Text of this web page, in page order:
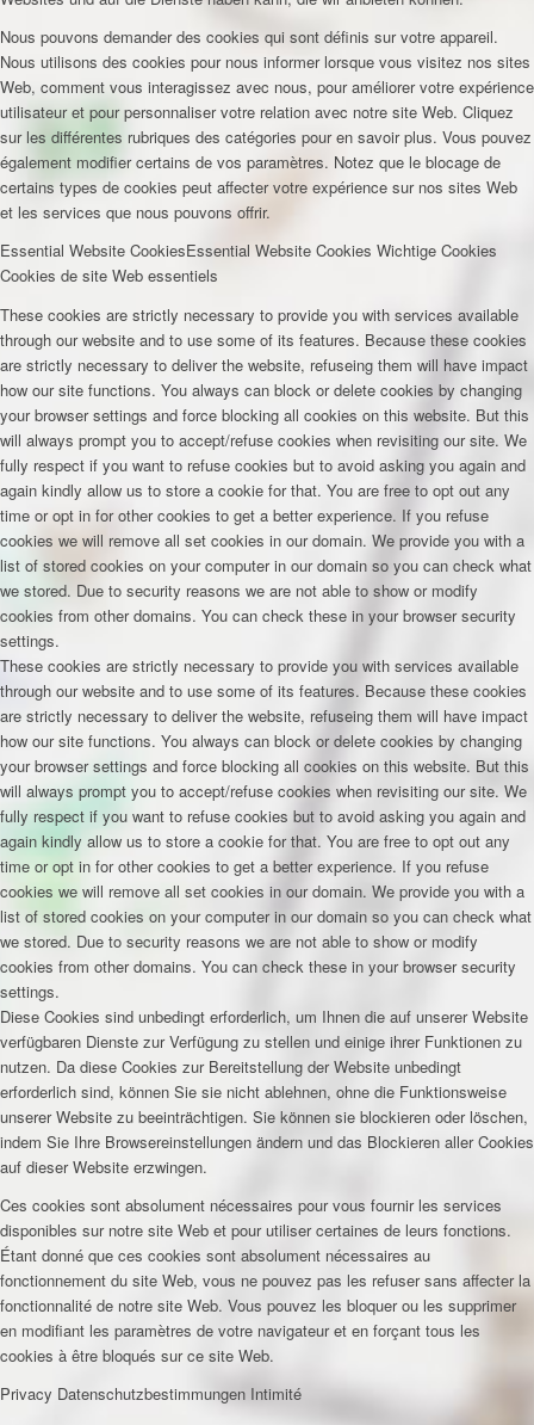
Nous pouvons demander des cookies qui sont définis sur votre appareil.
Nous utilisons des cookies pour nous informer lorsque vous visitez nos sites
Web, comment vous interagissez avec nous, pour améliorer votre expérience
utilisateur et pour personnaliser votre relation avec notre site Web. Cliquez
sur les différentes rubriques des catégories pour en savoir plus. Vous pouvez
également modifier certains de vos paramètres. Notez que le blocage de
certains types de cookies peut affecter votre expérience sur nos sites Web
et les services que nous pouvons offrir.
Essential Website CookiesEssential Website Cookies Wichtige Cookies
Cookies de site Web essentiels
These cookies are strictly necessary to provide you with services available
through our website and to use some of its features. Because these cookies
are strictly necessary to deliver the website, refuseing them will have impact
how our site functions. You always can block or delete cookies by changing
your browser settings and force blocking all cookies on this website. But this
will always prompt you to accept/refuse cookies when revisiting our site. We
fully respect if you want to refuse cookies but to avoid asking you again and
again kindly allow us to store a cookie for that. You are free to opt out any
time or opt in for other cookies to get a better experience. If you refuse
cookies we will remove all set cookies in our domain. We provide you with a
list of stored cookies on your computer in our domain so you can check what
we stored. Due to security reasons we are not able to show or modify
cookies from other domains. You can check these in your browser security
settings.
These cookies are strictly necessary to provide you with services available
through our website and to use some of its features. Because these cookies
are strictly necessary to deliver the website, refuseing them will have impact
how our site functions. You always can block or delete cookies by changing
your browser settings and force blocking all cookies on this website. But this
will always prompt you to accept/refuse cookies when revisiting our site. We
fully respect if you want to refuse cookies but to avoid asking you again and
again kindly allow us to store a cookie for that. You are free to opt out any
time or opt in for other cookies to get a better experience. If you refuse
cookies we will remove all set cookies in our domain. We provide you with a
list of stored cookies on your computer in our domain so you can check what
we stored. Due to security reasons we are not able to show or modify
cookies from other domains. You can check these in your browser security
settings.
Diese Cookies sind unbedingt erforderlich, um Ihnen die auf unserer Website
verfügbaren Dienste zur Verfügung zu stellen und einige ihrer Funktionen zu
nutzen. Da diese Cookies zur Bereitstellung der Website unbedingt
erforderlich sind, können Sie sie nicht ablehnen, ohne die Funktionsweise
unserer Website zu beeinträchtigen. Sie können sie blockieren oder löschen,
indem Sie Ihre Browsereinstellungen ändern und das Blockieren aller Cookies
auf dieser Website erzwingen.
Ces cookies sont absolument nécessaires pour vous fournir les services
disponibles sur notre site Web et pour utiliser certaines de leurs fonctions.
Étant donné que ces cookies sont absolument nécessaires au
fonctionnement du site Web, vous ne pouvez pas les refuser sans affecter la
fonctionnalité de notre site Web. Vous pouvez les bloquer ou les supprimer
en modifiant les paramètres de votre navigateur et en forçant tous les
cookies à être bloqués sur ce site Web.
Privacy Datenschutzbestimmungen Intimité